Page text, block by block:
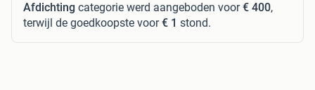
Afdichting categorie werd aangeboden voor€ 400,
terwijl de goedkoopste voor€ 1 stond.